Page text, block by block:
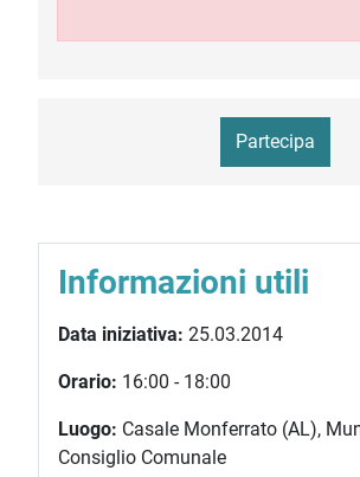
Partecipa
Informazioni utili
Data iniziativa: 25.03.2014
Orario: 16:00 - 18:00
Luogo: Casale Monferrato (AL),
Consiglio Comunale